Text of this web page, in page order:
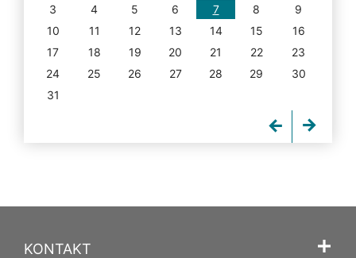
3
4 5 6 7 8
9
10
11 12 13 14 15
16
17
18 19 20 21 22
23
24
25 26 27 28 29
30
31
KONTAKT